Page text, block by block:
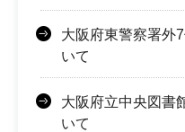
大阪府東警察署外
いて
大阪府立中央図書
いて